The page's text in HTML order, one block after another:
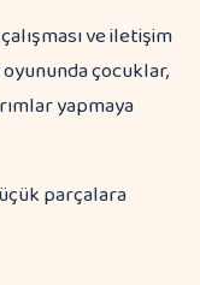
ve iletişim
oyununda çocuklar,
yapmaya
parçalara